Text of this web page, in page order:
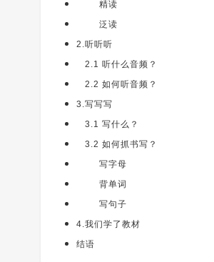
精读
泛读
2.听听听
2.1 听什么音频？
2.2 如何听音频？
3.写写写
3.1 写什么？
3.2 如何抓书写？
写字母
背单词
写句子
4.我们学了教材
结语